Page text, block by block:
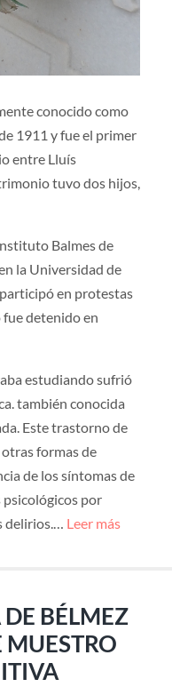
conocido como
1911 y fue el primer
entre Lluís
tuvo dos hijos,
Balmes de
la Universidad de
en protestas
fue detenido en
estudiando sufrió
también conocida
Este trastorno de
formas de
de los síntomas de
psicológicos por
delirios.… Leer más
BÉLMEZ
MUESTRO